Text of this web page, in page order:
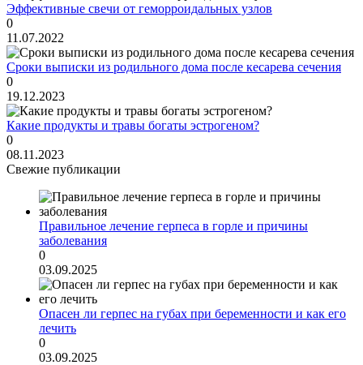
Эффективные свечи от геморроидальных узлов
0
11.07.2022
Сроки выписки из родильного дома после кесарева сечения
0
19.12.2023
Какие продукты и травы богаты эстрогеном?
0
08.11.2023
Свежие публикации
Правильное лечение герпеса в горле и причины
заболевания
0
03.09.2025
Опасен ли герпес на губах при беременности и как его
лечить
0
03.09.2025